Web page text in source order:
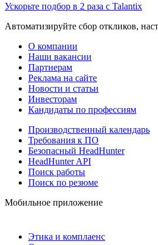
Ускорьте подбор в 2 раза с Talantix
Автоматизируйте сбор откликов,
О компании
Наши вакансии
Партнерам
Реклама на сайте
Новости и статьи
Инвесторам
Кандидаты по профессиям
Производственный календарь
Требования к ПО
Безопасный HeadHunter
HeadHunter API
Поиск работы
Поиск по резюме
Мобильное приложение
Этика и комплаенс